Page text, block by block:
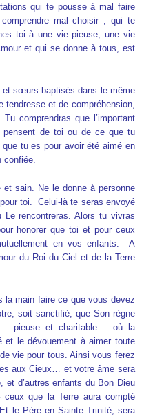
qui te pousse à mal faire
mal choisir ; qui te
toi à une vie pieuse, une vie
et qui se donne à tous, est
sœurs baptisés dans le même
tendresse et de compréhension,
comprendras que l’important
pensent de toi ou de ce que tu
tu es pour avoir été aimé en
confiée.
et sain. Ne le donne à personne
toi. Celui-là te seras envoyé
rencontreras. Alors tu vivras
honorer que toi et pour ceux
en vos enfants. A
du Roi du Ciel et de la Terre
la main faire ce que vous devez
soit sanctifié, que Son règne
pieuse et charitable – où la
et le dévouement à aimer toute
vie pour tous. Ainsi vous ferez
aux Cieux… et votre âme sera
et d’autres enfants du Bon Dieu
que la Terre aura compté
le Père en Sainte Trinité, sera